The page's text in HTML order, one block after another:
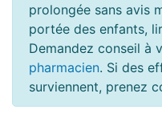
prolongée sans avis
portée des enfants,
Demandez conseil à
pharmacien. Si des
surviennent, prenez